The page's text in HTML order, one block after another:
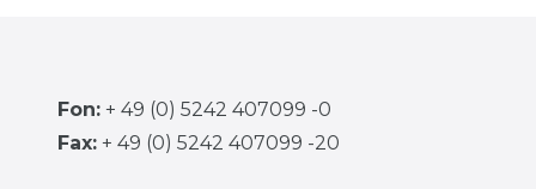
Fon: + 49 (0) 5242 407099 -0
Fax: + 49 (0) 5242 407099 -20